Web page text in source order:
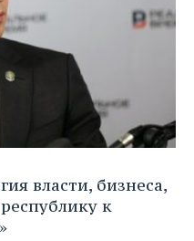
власти, бизнеса,
к